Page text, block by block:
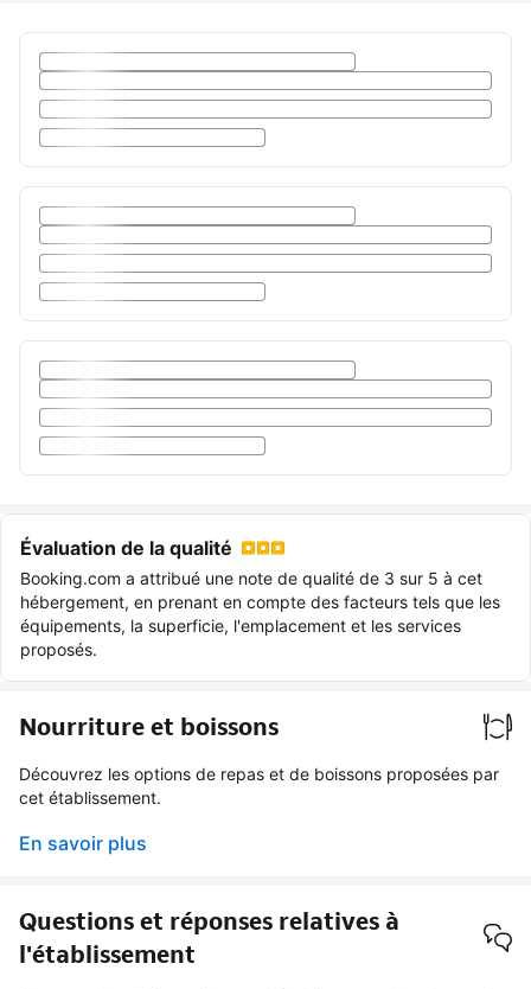
Évaluation de la qualité
Booking.com a attribué une note de qualité de 3 sur 5 à cet
hébergement, en prenant en compte des facteurs tels que les
équipements, la superficie, l'emplacement et les services
proposés.
Nourriture et boissons
Découvrez les options de repas et de boissons proposées par
cet établissement.
En savoir plus
Questions et réponses relatives à
l'établissement